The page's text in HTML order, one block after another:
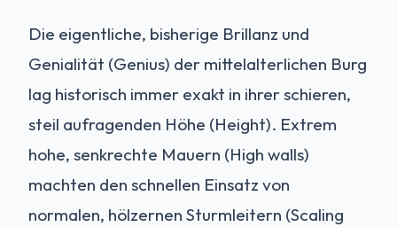
Die eigentliche, bisherige Brillanz und
Genialität (Genius) der mittelalterlichen Burg
lag historisch immer exakt in ihrer schieren,
steil aufragenden Höhe (Height). Extrem
hohe, senkrechte Mauern (High walls)
machten den schnellen Einsatz von
normalen, hölzernen Sturmleitern (Scaling